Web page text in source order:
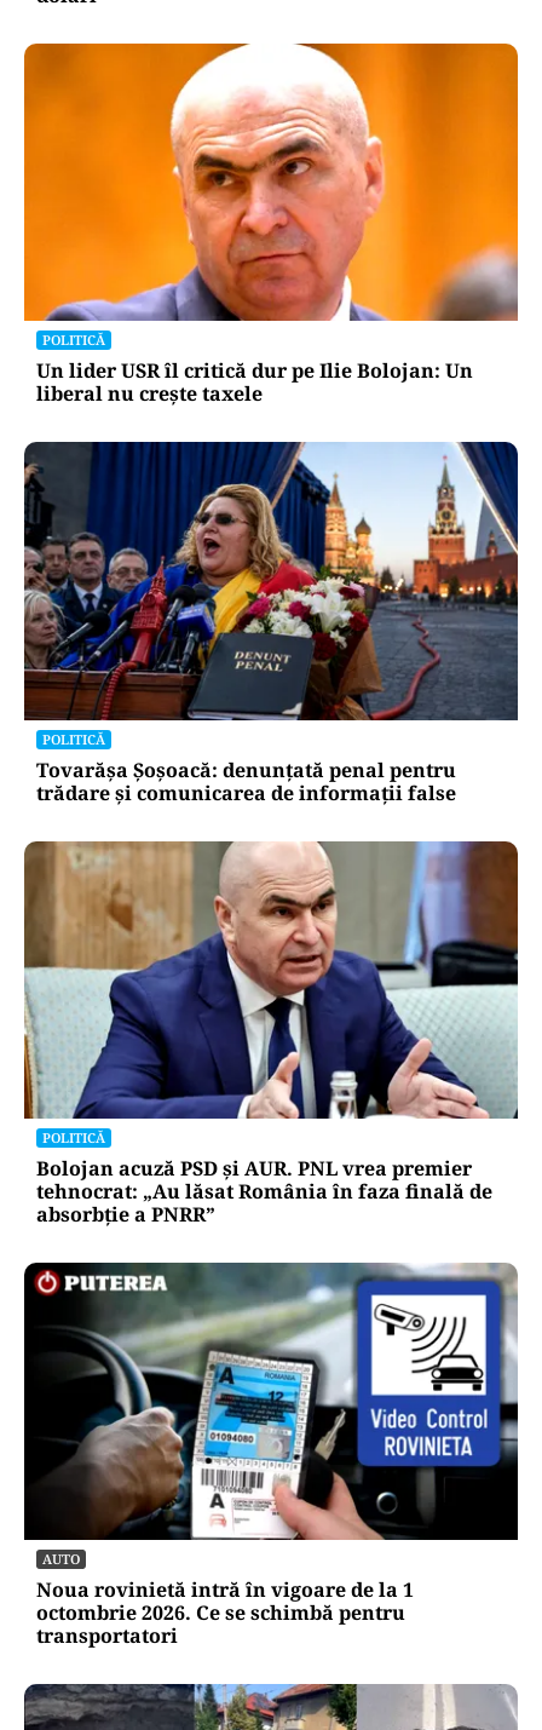
POLITICĂ
Un lider USR îl critică dur pe Ilie Bolojan: Un
liberal nu crește taxele
POLITICĂ
Tovarășa Șoșoacă: denunțată penal pentru
trădare și comunicarea de informații false
POLITICĂ
Bolojan acuză PSD și AUR. PNL vrea premier
tehnocrat: „Au lăsat România în faza finală de
absorbţie a PNRR”
AUTO
Noua rovinietă intră în vigoare de la 1
octombrie 2026. Ce se schimbă pentru
transportatori